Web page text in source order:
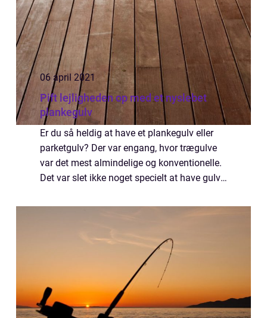
06 april 2021
Pift lejligheden op med et nyslebet
plankegulv
Er du så heldig at have et plankegulv eller
parketgulv? Der var engang, hvor trægulve
var det mest almindelige og konventionelle.
Det var slet ikke noget specielt at have gulv,
dengang ikke havde så mange forske...